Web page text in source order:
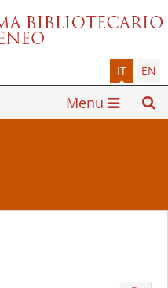
IT EN
Menu